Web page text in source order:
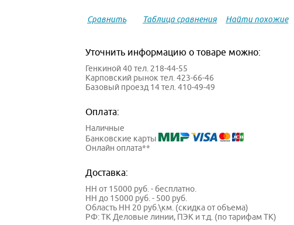
Сравнить Таблица сравнения Найти похожие
Уточнить информацию о товаре можно:
Генкиной 40 тел. 218-44-55
Карповский рынок тел. 423-66-46
Базовый проезд 14 тел. 410-49-49
Оплата:
Наличные
Банковские карты
Онлайн оплата**
Доставка:
НН от 15000 руб. - бесплатно.
НН до 15000 руб. - 500 руб.
Область НН 20 руб.\км. (скидка от объема)
РФ: ТК Деловые линии, ПЭК и т.д. (по тарифам ТК)